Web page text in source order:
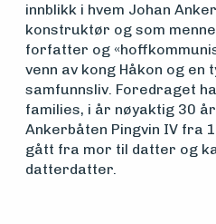
Arrangementer
innblikk i hvem Johan
konstruktør og som
forfatter og
venn av kong Håkon og en
samfunnsliv. Foredraget
families, i år nøyaktig 30
Ankerbåten Pingvin IV fra
gått fra mor til datter og
datterdatter.